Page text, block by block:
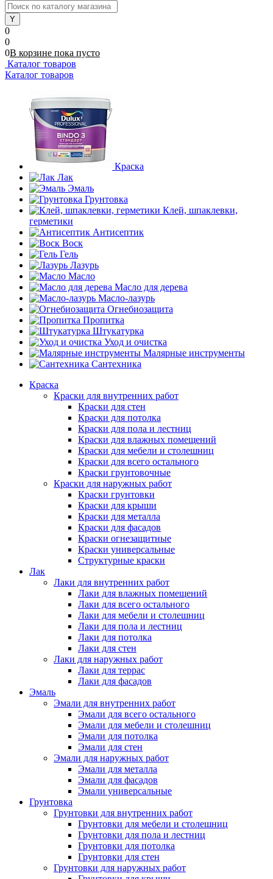
0
0
0В корзине пока пусто
Каталог товаров
Каталог товаров
Краска
Лак
Эмаль
Грунтовка
Клей, шпаклевки,
герметики
Антисептик
Воск
Гель
Лазурь
Масло
Масло для дерева
Масло-лазурь
Огнебиозащита
Пропитка
Штукатурка
Уход и очистка
Малярные инструменты
Сантехника
Краска
Краски для внутренних работ
Краски для стен
Краски для потолка
Краски для пола и лестниц
Краски для влажных помещений
Краски для мебели и столешниц
Краски для всего остального
Краски грунтовочные
Краски для наружных работ
Краски грунтовки
Краски для крыши
Краски для металла
Краски для фасадов
Краски огнезащитные
Краски универсальные
Структурные краски
Лак
Лаки для внутренних работ
Лаки для влажных помещений
Лаки для всего остального
Лаки для мебели и столешниц
Лаки для пола и лестниц
Лаки для потолка
Лаки для стен
Лаки для наружных работ
Лаки для террас
Лаки для фасадов
Эмаль
Эмали для внутренних работ
Эмали для всего остального
Эмали для мебели и столешниц
Эмали для потолка
Эмали для стен
Эмали для наружных работ
Эмали для металла
Эмали для фасадов
Эмали универсальные
Грунтовка
Грунтовки для внутренних работ
Грунтовки для мебели и столешниц
Грунтовки для пола и лестниц
Грунтовки для потолка
Грунтовки для стен
Грунтовки для наружных работ